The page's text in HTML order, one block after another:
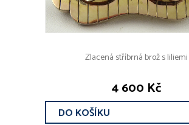
Zlacená stříbrná brož s liliemi
4 600 Kč
DO KOŠÍKU